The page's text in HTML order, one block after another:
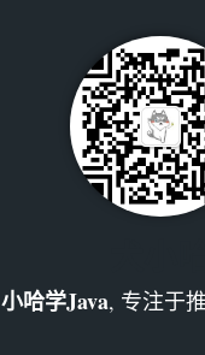
小哈学Java, 专注于